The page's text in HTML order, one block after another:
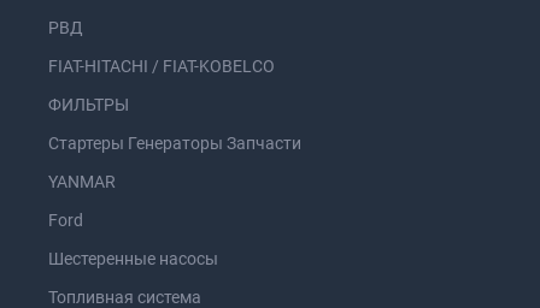
РВД
FIAT-HITACHI / FIAT-KOBELCO
ФИЛЬТРЫ
Стартеры Генераторы Запчасти
YANMAR
Ford
Шестеренные насосы
Топливная система